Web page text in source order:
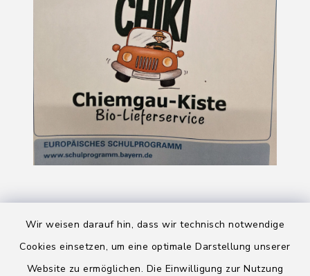
Wir weisen darauf hin, dass wir technisch notwendige
Cookies einsetzen, um eine optimale Darstellung unserer
Website zu ermöglichen. Die Einwilligung zur Nutzung